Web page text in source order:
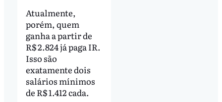
Atualmente,
porém, quem
ganha a partir de
R$ 2.824 já paga IR.
Isso são
exatamente dois
salários mínimos
de R$ 1.412 cada.